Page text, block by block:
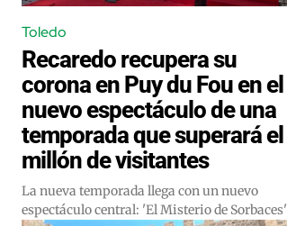
Toledo
Recaredo recupera su
corona en Puy du Fou en el
nuevo espectáculo de una
temporada que superará el
millón de visitantes
La nueva temporada llega con un nuevo
espectáculo central: 'El Misterio de Sorbaces'